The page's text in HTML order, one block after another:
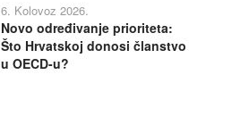
6. Kolovoz 2026.
Novo određivanje prioriteta:
Što Hrvatskoj donosi članstvo
u OECD-u?